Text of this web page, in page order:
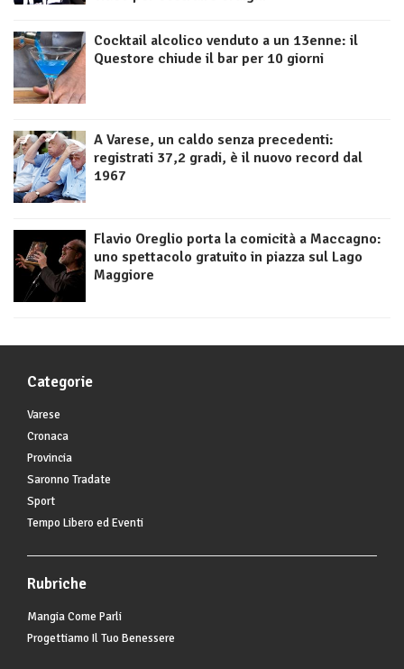
Cocktail alcolico venduto a un 13enne: il
Questore chiude il bar per 10 giorni
A Varese, un caldo senza precedenti:
registrati 37,2 gradi, è il nuovo record dal
1967
Flavio Oreglio porta la comicità a Maccagno:
uno spettacolo gratuito in piazza sul Lago
Maggiore
Categorie
Varese
Cronaca
Provincia
Saronno Tradate
Sport
Tempo Libero ed Eventi
Rubriche
Mangia Come Parli
Progettiamo Il Tuo Benessere